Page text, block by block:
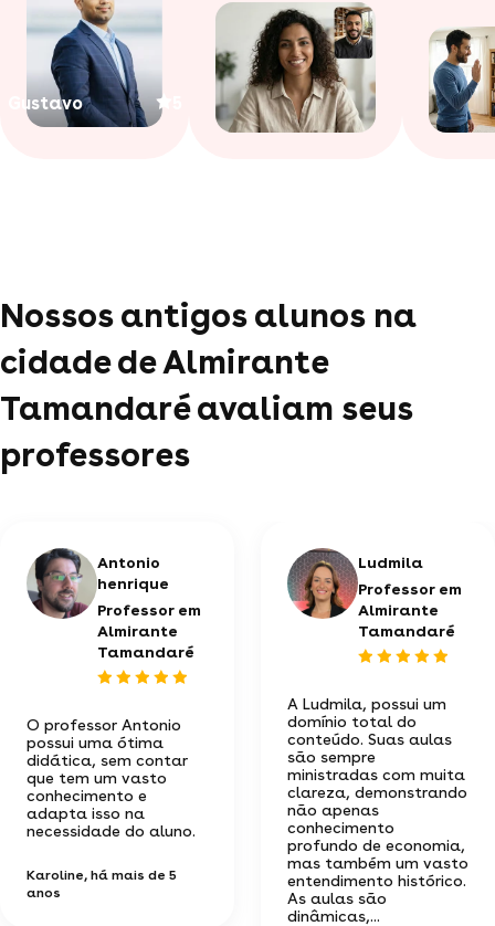
Gustavo
Nossos antigos alunos na
cidade de Almirante
Tamandaré avaliam seus
professores
Antonio
henrique
Professor em
Almirante
Tamandaré
O professor Antonio
possui uma ótima
didática, sem contar
que tem um vasto
conhecimento e
adapta isso na
necessidade do aluno.
Karoline, há mais de 5
anos
Ludmila
Professor em
Almirante
Tamandaré
A Ludmila, possui um
domínio total do
conteúdo. Suas aulas
são sempre
ministradas com muita
clareza, demonstrando
não apenas
conhecimento
profundo de economia,
mas também um vasto
entendimento histórico.
As aulas são
dinâmicas,...